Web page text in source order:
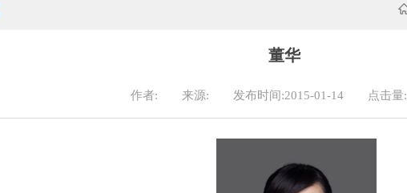
董华
作者: 来源: 发布时间:2015-01-14 点击量: